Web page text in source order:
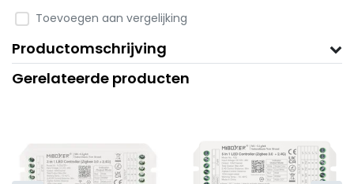
Toevoegen aan vergelijking
Productomschrijving
Gerelateerde producten